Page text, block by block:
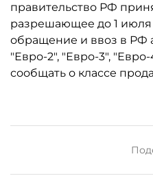
правительство РФ
разрешающее до 1 июля
обращение и ввоз в РФ
"Евро-2", "Евро-3",
сообщать о классе